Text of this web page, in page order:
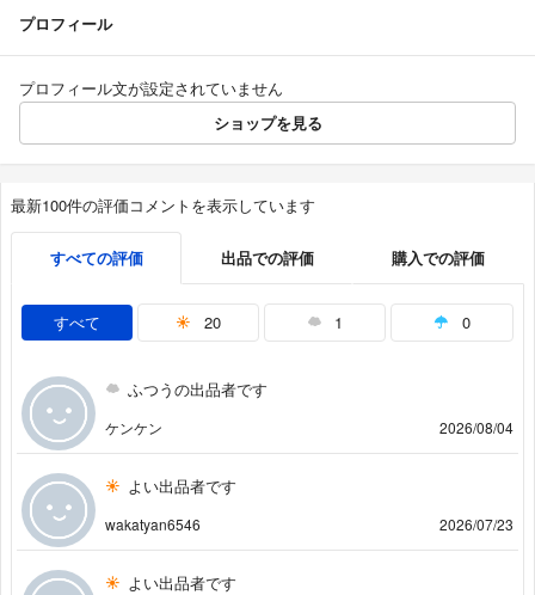
プロフィール
プロフィール文が設定されていません
ショップを見る
最新100件の評価コメントを表示しています
すべての評価 出品での評価 購入での評価
すべて 20 1 0
ふつうの出品者です
ケンケン 2026/08/04
よい出品者です
wakatyan6546 2026/07/23
よい出品者です